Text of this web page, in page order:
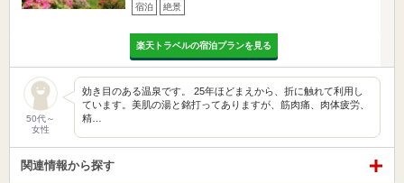
宿泊 絶景
楽天トラベルの宿泊プランを見る
50代～
女性
効き目のある温泉です。 25年ほどまえから、折に触れて利用し
ています。美肌の湯と銘打ってありますが、筋肉痛、肉体疲労、
精…
関連情報から探す